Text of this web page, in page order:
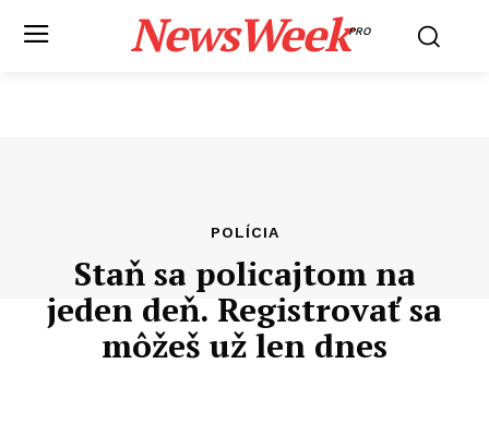
NewsWeekPRO
POLÍCIA
Staň sa policajtom na
jeden deň. Registrovať sa
môžeš už len dnes